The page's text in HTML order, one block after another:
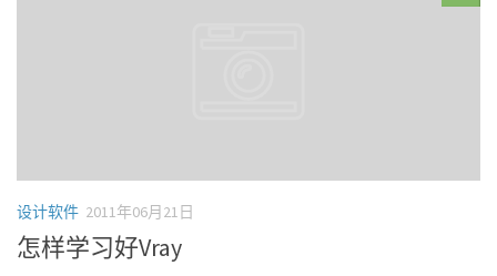
设计软件 2011年06月21日
怎样学习好Vray